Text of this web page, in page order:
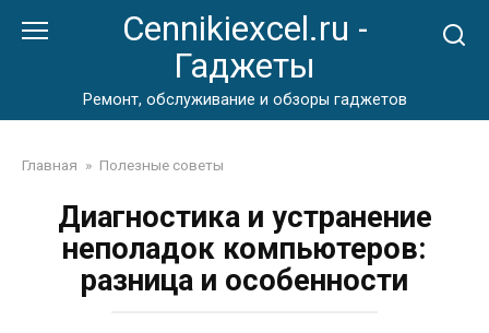
Cennikiexcel.ru -
Гаджеты
Ремонт, обслуживание и обзоры гаджетов
Главная » Полезные советы
Диагностика и устранение
неполадок компьютеров:
разница и особенности